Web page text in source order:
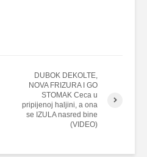
DUBOK DEKOLTE,
NOVA FRIZURA I GO
STOMAK Ceca u
pripijenoj haljini, a ona
se IZULA nasred bine
(VIDEO)